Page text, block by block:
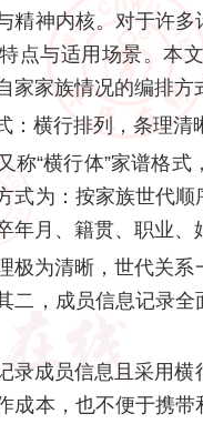
精神内核。对于许
与适用场景。本
家家族情况的编排方
：横行排列，条理清
称“横行体”家谱格
式为：按家族世代
年月、籍贯、职业、
极为清晰，世代关
二，成员信息记录
录成员信息且采用
成本，也不便于携